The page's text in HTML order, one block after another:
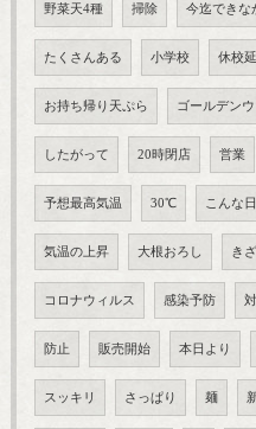
野菜天4種 掃除 今迄できな
たくさんある 小学校 休校
お持ち帰り天ぷら ゴールデンウ
したがって 20時閉店 営業
予想最高気温 30℃ こんな
気温の上昇 大根おろし き
コロナウィルス 感染予防
防止 販売開始 本日より
スッキリ さっぱり 麺